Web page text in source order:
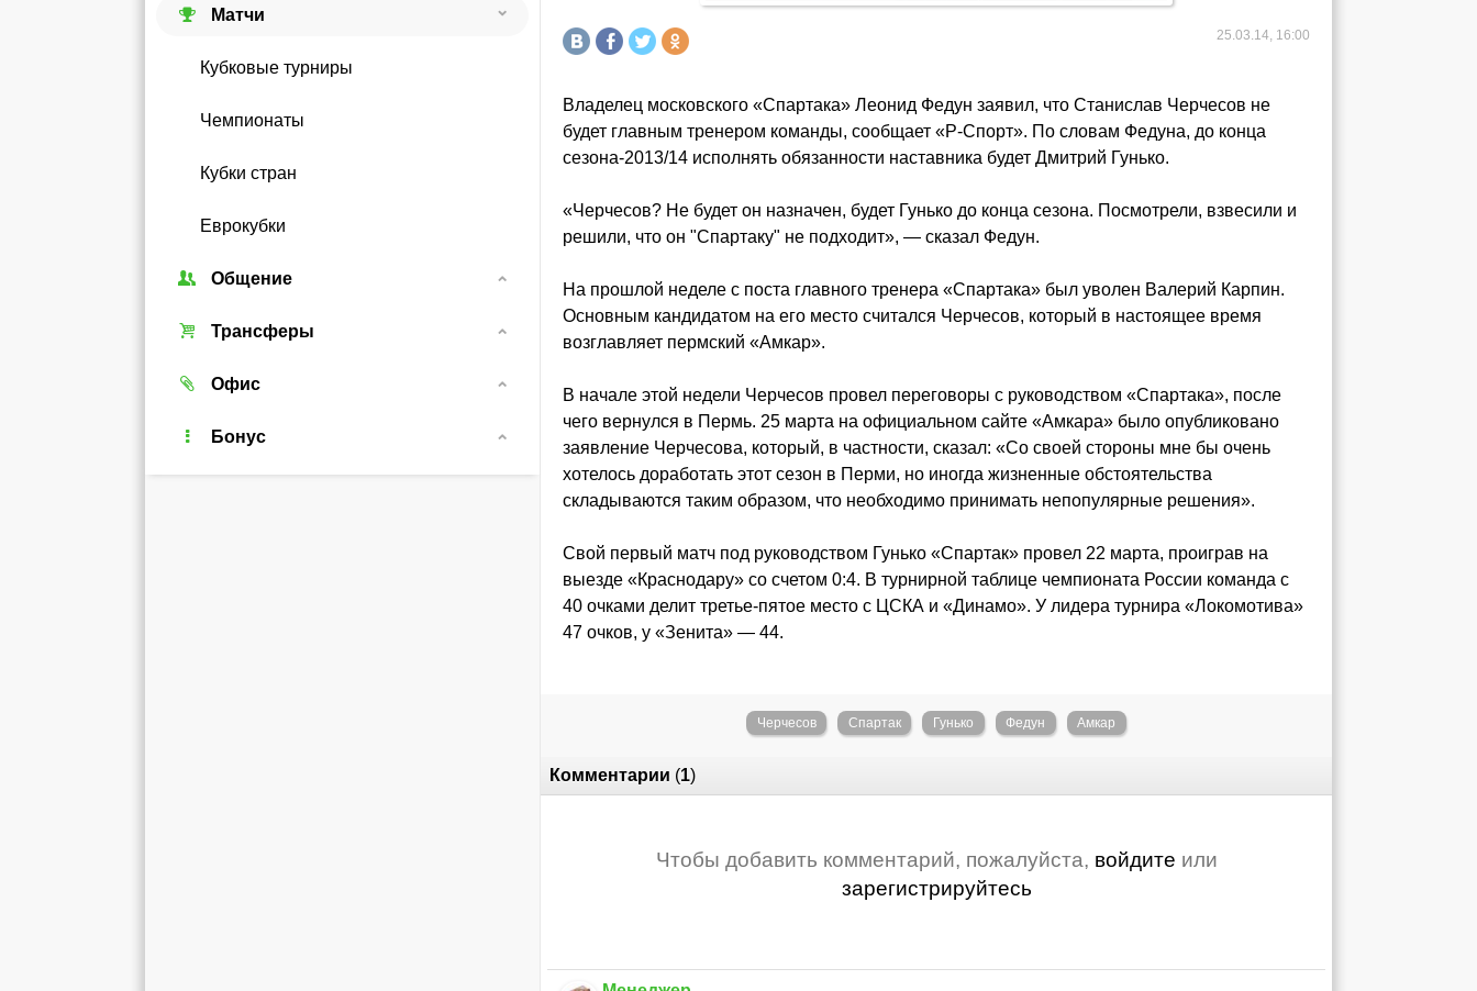
Матчи
Кубковые турниры
Чемпионаты
Кубки стран
Еврокубки
Общение
Союзы
Форум
Чат
Трансферы
Трансферный рынок
Реальные игроки
Офис
Легенды
Бонус
25.03.14, 16:00
Владелец московского «Спартака» Леонид Федун заявил, что Станислав Черчесов не
будет главным тренером команды, сообщает «Р-Спорт». По словам Федуна, до конца
сезона-2013/14 исполнять обязанности наставника будет Дмитрий Гунько.
«Черчесов? Не будет он назначен, будет Гунько до конца сезона. Посмотрели, взвесили и
решили, что он "Спартаку" не подходит», — сказал Федун.
На прошлой неделе с поста главного тренера «Спартака» был уволен Валерий Карпин.
Основным кандидатом на его место считался Черчесов, который в настоящее время
возглавляет пермский «Амкар».
В начале этой недели Черчесов провел переговоры с руководством «Спартака», после
чего вернулся в Пермь. 25 марта на официальном сайте «Амкара» было опубликовано
заявление Черчесова, который, в частности, сказал: «Со своей стороны мне бы очень
хотелось доработать этот сезон в Перми, но иногда жизненные обстоятельства
складываются таким образом, что необходимо принимать непопулярные решения».
Свой первый матч под руководством Гунько «Спартак» провел 22 марта, проиграв на
выезде «Краснодару» со счетом 0:4. В турнирной таблице чемпионата России команда с
40 очками делит третье-пятое место с ЦСКА и «Динамо». У лидера турнира «Локомотива»
47 очков, у «Зенита» — 44.
Черчесов Спартак Гунько Федун Амкар
Комментарии (1)
Чтобы добавить комментарий, пожалуйста, войдите или
зарегистрируйтесь